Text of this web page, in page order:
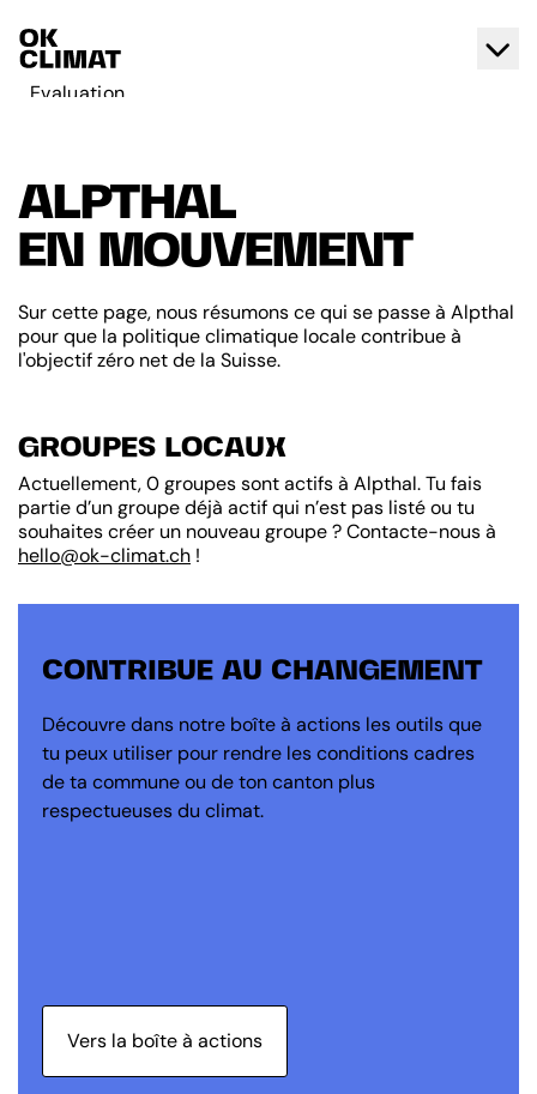
Evaluation
Contact
Français
ALPTHAL
EN MOUVEMENT
Sur cette page, nous résumons ce qui se passe à Alpthal
pour que la politique climatique locale contribue à
l'objectif zéro net de la Suisse.
GROUPES LOCAUX
Actuellement, 0 groupes sont actifs à Alpthal. Tu fais
partie d’un groupe déjà actif qui n’est pas listé ou tu
souhaites créer un nouveau groupe ? Contacte-nous à
hello@ok-climat.ch !
CONTRIBUE AU CHANGEMENT
Découvre dans notre boîte à actions les outils que
tu peux utiliser pour rendre les conditions cadres
de ta commune ou de ton canton plus
respectueuses du climat.
Vers la boîte à actions